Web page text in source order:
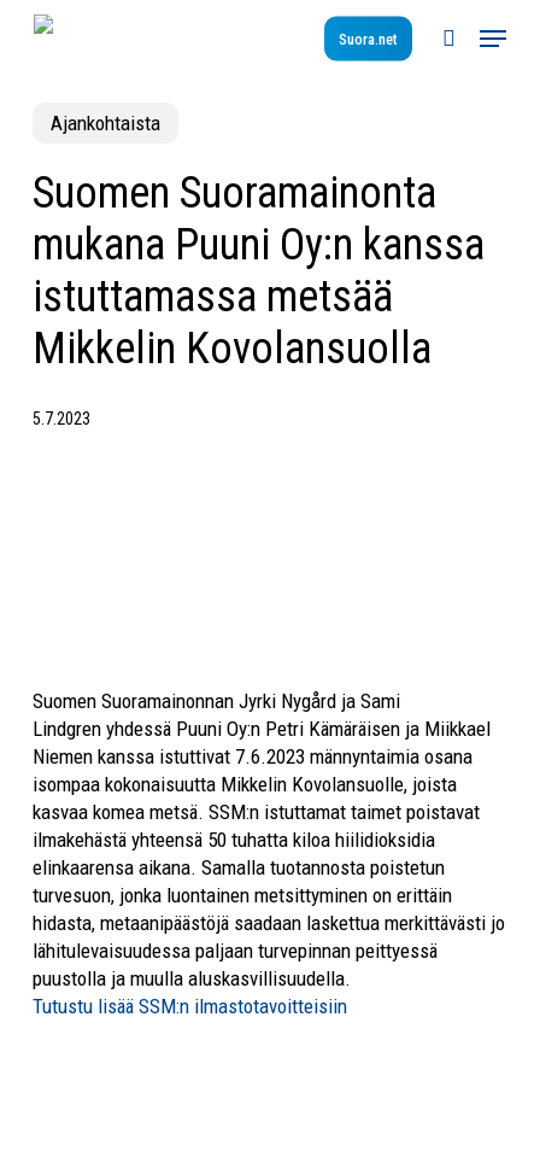
Suora.net
search
Menu
Ajankohtaista
Suomen Suoramainonta
mukana Puuni Oy:n kanssa
istuttamassa metsää
Mikkelin Kovolansuolla
5.7.2023
Suomen Suoramainonnan Jyrki Nygård ja Sami
Lindgren yhdessä Puuni Oy:n Petri Kämäräisen ja Miikkael
Niemen kanssa istuttivat 7.6.2023 männyntaimia osana
isompaa kokonaisuutta Mikkelin Kovolansuolle, joista
kasvaa komea metsä. SSM:n istuttamat taimet poistavat
ilmakehästä yhteensä 50 tuhatta kiloa hiilidioksidia
elinkaarensa aikana. Samalla tuotannosta poistetun
turvesuon, jonka luontainen metsittyminen on erittäin
hidasta, metaanipäästöjä saadaan laskettua merkittävästi jo
lähitulevaisuudessa paljaan turvepinnan peittyessä
puustolla ja muulla aluskasvillisuudella.
Tutustu lisää SSM:n ilmastotavoitteisiin